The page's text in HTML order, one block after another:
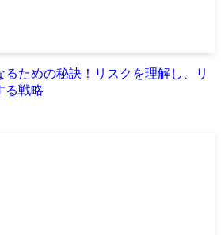
るための秘訣！リスクを理解し、リ
る戦略